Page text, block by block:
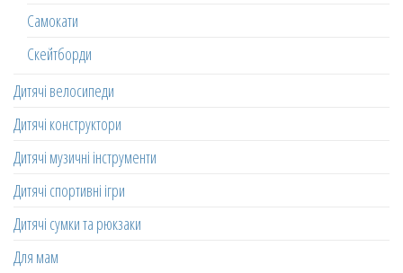
Самокати
Скейтборди
Дитячі велосипеди
Дитячі конструктори
Дитячі музичні інструменти
Дитячі спортивні ігри
Дитячі сумки та рюкзаки
Для мам